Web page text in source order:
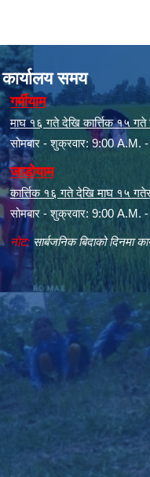
कार्यालय समय
गर्मीयाम
माघ १६ गते देखि कार्त्तिक १५ गते
सोमबार - शुक्रवार: 9:00 A.M.
जाडोयाम
कार्त्तिक १६ गते देखि माघ १५
सोमबार - शुक्रवार: 9:00 A.M.
नोट: सार्बजनिक बिदाको दिनमा